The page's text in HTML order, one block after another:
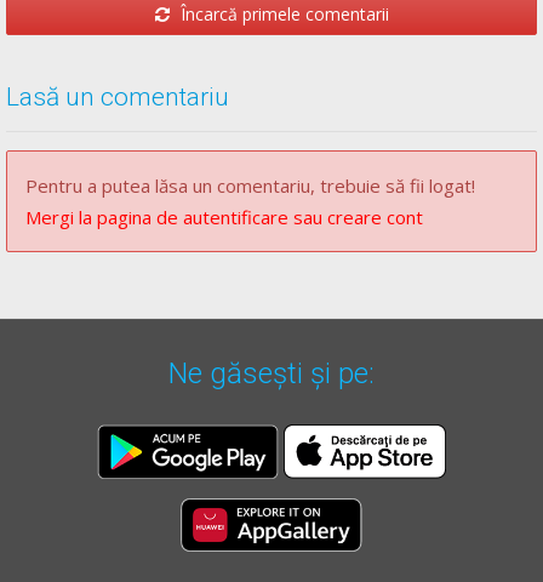
Încarcă primele comentarii
Lasă un comentariu
Pentru a putea lăsa un comentariu, trebuie să fii logat!
Mergi la pagina de autentificare sau creare cont
Ne găsești și pe: